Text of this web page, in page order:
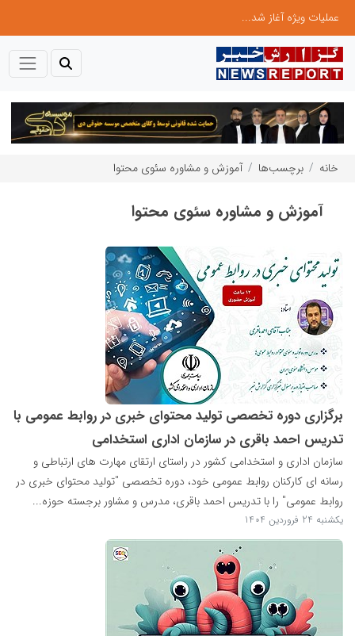
عملیات ویژه آغاز شد...
خانه برچسب‌ها آموزش و مشاوره سئوی محتوا
آموزش و مشاوره سئوی محتوا
برگزاری دوره تخصصی تولید محتوای خبری در روابط عمومی با
تدریس احمد باقری در سازمان اداری استخدامی
سازمان اداری و استخدامی کشور در راستای ارتقای مهارت های ارتباطی و
رسانه ای کارکنان روابط عمومی خود، دوره تخصصی "تولید محتوای خبری در
روابط عمومی" را با تدریس احمد باقری، مدرس و مشاور برجسته حوزه...
یکشنبه 24 فروردین 1404